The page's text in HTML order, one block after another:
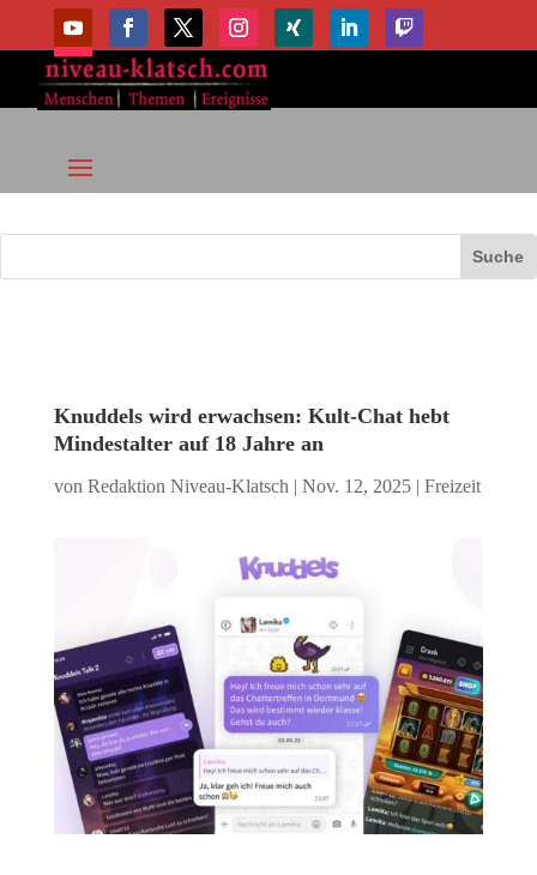
Knuddels wird erwachsen: Kult-Chat hebt
Mindestalter auf 18 Jahre an
von Redaktion Niveau-Klatsch | Nov. 12, 2025| Freizeit